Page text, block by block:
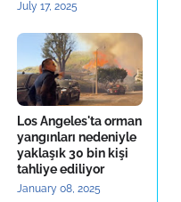
July 17, 2025
Los Angeles'ta orman
yangınları nedeniyle
yaklaşık 30 bin kişi
tahliye ediliyor
January 08, 2025